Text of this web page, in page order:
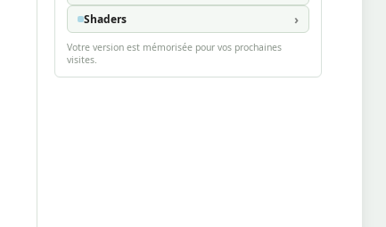
Shaders
Votre version est mémorisée pour vos prochaines
visites.